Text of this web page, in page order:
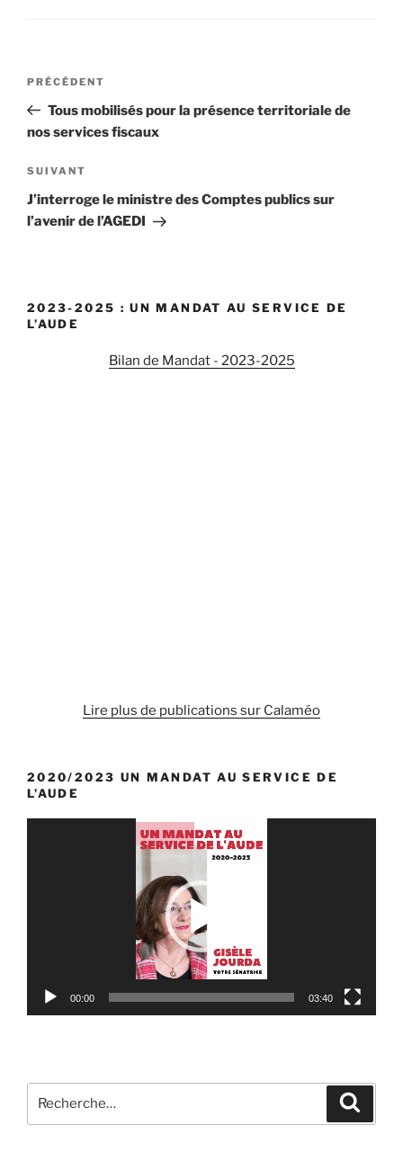
Navigation
l’article
Article
précédent
PRÉCÉDENT
Tous mobilisés pour la présence territoriale de
nos services fiscaux
Article
suivant
SUIVANT
J’interroge le ministre des Comptes publics sur
l’avenir de l’AGEDI
2023-2025 : UN MANDAT AU SERVICE DE
L’AUDE
Bilan de Mandat - 2023-2025
Lire plus de publications sur Calaméo
2020/2023 UN MANDAT AU SERVICE DE
L’AUDE
00:00 03:40